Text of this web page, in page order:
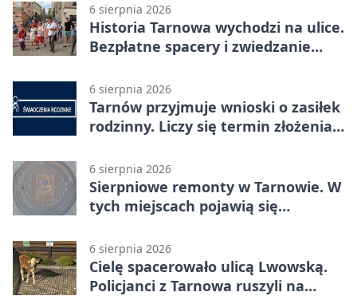
6 sierpnia 2026
Historia Tarnowa wychodzi na ulice.
Bezpłatne spacery i zwiedzanie
6 sierpnia 2026
Tarnów przyjmuje wnioski o zasiłek
rodzinny. Liczy się termin złożenia
6 sierpnia 2026
Sierpniowe remonty w Tarnowie. W
tych miejscach pojawią się
6 sierpnia 2026
Cielę spacerowało ulicą Lwowską.
Policjanci z Tarnowa ruszyli na